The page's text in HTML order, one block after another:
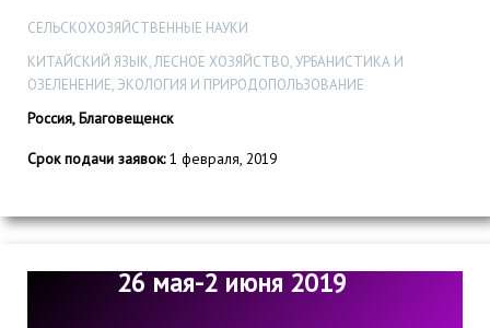
СЕЛЬСКОХОЗЯЙСТВЕННЫЕ НАУКИ
КИТАЙСКИЙ ЯЗЫК, ЛЕСНОЕ ХОЗЯЙСТВО, УРБАНИСТИКА И
ОЗЕЛЕНЕНИЕ, ЭКОЛОГИЯ И ПРИРОДОПОЛЬЗОВАНИЕ
Россия, Благовещенск
Срок подачи заявок:1 февраля, 2019
26 мая-2 июня 2019